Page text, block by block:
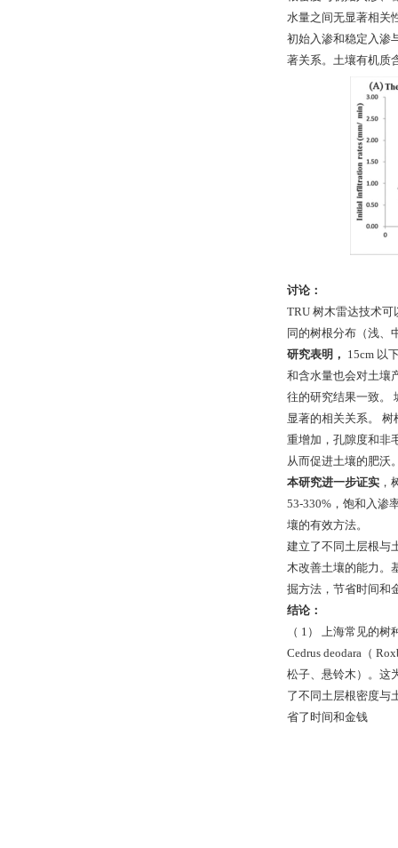
水量之间无显著相关
初始入渗和稳定入渗
著关系。土壤有机质
讨论：
TRU 树木雷达技术
同的树根分布（浅、
研究表明， 15cm 以
和含水量也会对土壤
往的研究结果一致。
显著的相关关系。
重增加，孔隙度和非
从而促进土壤的肥沃
本研究进一步证实 ，
53-330%，饱和入渗
壤的有效方法。
建立了不同土层根与
木改善土壤的能力。
掘方法，节省时间和
结论：
（ 1） 上海常见的
Cedrus deodara（
松子、悬铃木）。这
了不同土层根密度与
省了时间和金钱